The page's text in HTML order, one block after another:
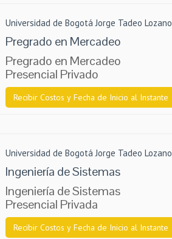
Universidad de Bogotá Jorge Tadeo Lozano
Pregrado en Mercadeo
Pregrado en Mercadeo
Presencial Privado
Recibir Costos y Fecha de Inicio al Instante
Universidad de Bogotá Jorge Tadeo Lozano
Ingeniería de Sistemas
Ingeniería de Sistemas
Presencial Privada
Recibir Costos y Fecha de Inicio al Instante